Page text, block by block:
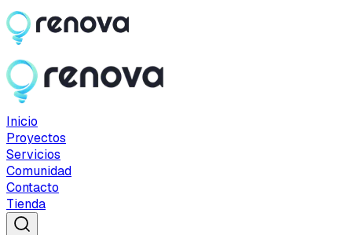
Inicio
Proyectos
Servicios
Comunidad
Contacto
Tienda